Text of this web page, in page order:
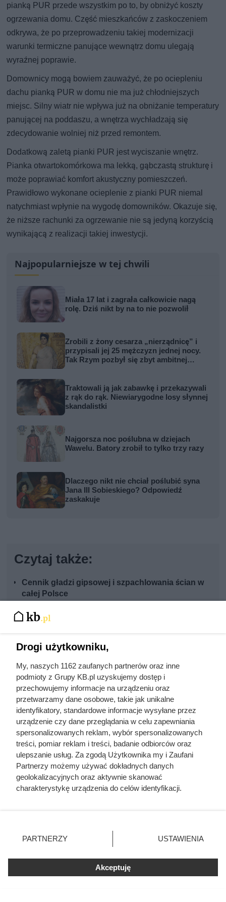
pianką PUR przede wszystkim po to, by obniżyć koszty
ogrzewania domu. Część mieszkańców z zaskoczeniem
odkrywa, że po przeprowadzeniu takiej modernizacji
warunki termiczne panujące wewnątrz domu ulegają
wyraźnej poprawie.
Domownicy mogą bowiem zauważyć, że po ociepleniu
dachu pianką PUR w domu nie ma już chłodniejszych
miejsc. Silny wiatr nie wpływa już na obniżanie temperatury
panującej na poddaszu, a wnętrza wychładzają się
zdecydowanie wolniej niż przed remontem.
Dodatkową zaletą pianki PUR jest wyciszanie wnętrz.
Pianka otwartokomórkowa ma lekką, gąbczastą strukturę i
może poprawiać komfort akustyczny pomieszczeń.
Prawidłowo wykonane ocieplenie z pianki PUR niemal
natychmiast wpłynie na wygodę domowników. Okazuje się,
że niższe rachunki za ogrzewanie nie są jedyną korzyścią
wynikającą z realizacji takiej inwestycji.
Najpopularniejsze w tej chwili
Miała 17 lat i zagrała całkowicie nagą
rolę. Dziś nikt by na to nie pozwolił
Zrobili z żony cesarza „nierządnicę” i
przypisali jej 25 mężczyzn jednej nocy.
Tak Rzym pozbył się zbyt ambitnej
Traktowali ją jak zabawkę i przekazywali
z rąk do rąk. Niewiarygodne losy słynnej
skandalistki
Najgorsza noc poślubna w dziejach
Wawelu. Batory zrobił to tylko trzy razy
Dlaczego nikt nie chciał poślubić syna
Jana III Sobieskiego? Odpowiedź
zaskakuje
Czytaj także:
Cennik gładzi gipsowej i szpachlowania ścian w
całej Polsce
Cennik malowania elewacji - materiał i robocizna
Cennik ścianek działowych z płyt g-k i suchej
zabudowy
Cennik układania paneli podłogowych w całej
Polsce
Cennik układania kostki brukowej - robocizna i
materiał
Cennik usług glazurniczych 2026 w całej Polsce
Drogi użytkowniku,
My, naszych 1162 zaufanych partnerów oraz inne
podmioty z Grupy KB.pl uzyskujemy dostęp i
przechowujemy informacje na urządzeniu oraz
przetwarzamy dane osobowe, takie jak unikalne
identyfikatory, standardowe informacje wysyłane przez
urządzenie czy dane przeglądania w celu zapewniania
spersonalizowanych reklam, wybór spersonalizowanych
treści, pomiar reklam i treści, badanie odbiorców oraz
ulepszanie usług. Za zgodą Użytkownika my i Zaufani
Partnerzy możemy używać dokładnych danych
geolokalizacyjnych oraz aktywnie skanować
charakterystykę urządzenia do celów identyfikacji.
zmienić/wycofać klikając przycisk ustawień prywatności
znajdujący się w lewym dolnym rogu strony. Niektóre
użytkownika, ale masz prawo sprzeciwić się takiemu
przetwarzaniu. Preferencje będą miały zastosowania tylko
PARTNERZY USTAWIENIA
Akceptuję